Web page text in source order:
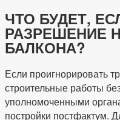
ЧТО БУДЕТ,
РАЗРЕШЕНИЕ
БАЛКОНА?
Если проигнорировать
строительные работы
уполномоченными
постройки постфактум.